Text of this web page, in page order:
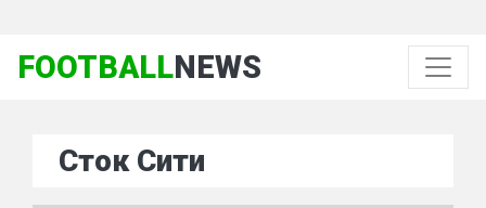
FOOTBALLNEWS
Сток Сити